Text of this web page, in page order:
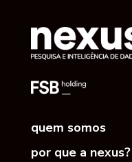
quem somos
por que a nexus?